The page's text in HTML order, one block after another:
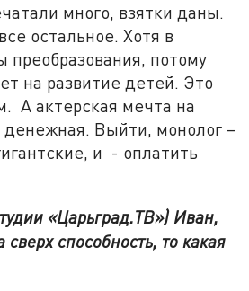
много, взятки даны.
остальное. Хотя в
преобразования, потому
на развитие детей. Это
А актерская мечта на
Выйти, монолог –
и - оплатить
«Царьград.ТВ») Иван,
способность, то какая